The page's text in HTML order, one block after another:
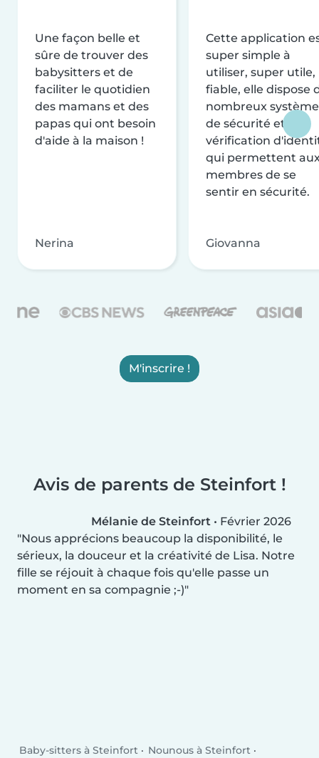
Une façon belle et
sûre de trouver des
babysitters et de
faciliter le quotidien
des mamans et des
papas qui ont besoin
d'aide à la maison !
Nerina
Cette application
super simple à
utiliser, super utile,
fiable, elle dispose
nombreux
de sécurité et de
vérification
qui permettent
membres de se
sentir en sécurité.
Giovanna
M'inscrire !
Avis de parents de Steinfort !
Mélanie de Steinfort • Février 2026
Nous apprécions beaucoup la disponibilité, le
sérieux, la douceur et la créativité de Lisa. Notre
fille se réjouit à chaque fois qu'elle passe un
moment en sa compagnie ;-)
Baby-sitters à Steinfort
Nounous à Steinfort